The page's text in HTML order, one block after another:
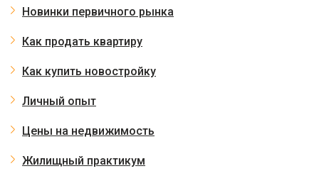
Новинки первичного рынка
Как продать квартиру
Как купить новостройку
Личный опыт
Цены на недвижимость
Жилищный практикум